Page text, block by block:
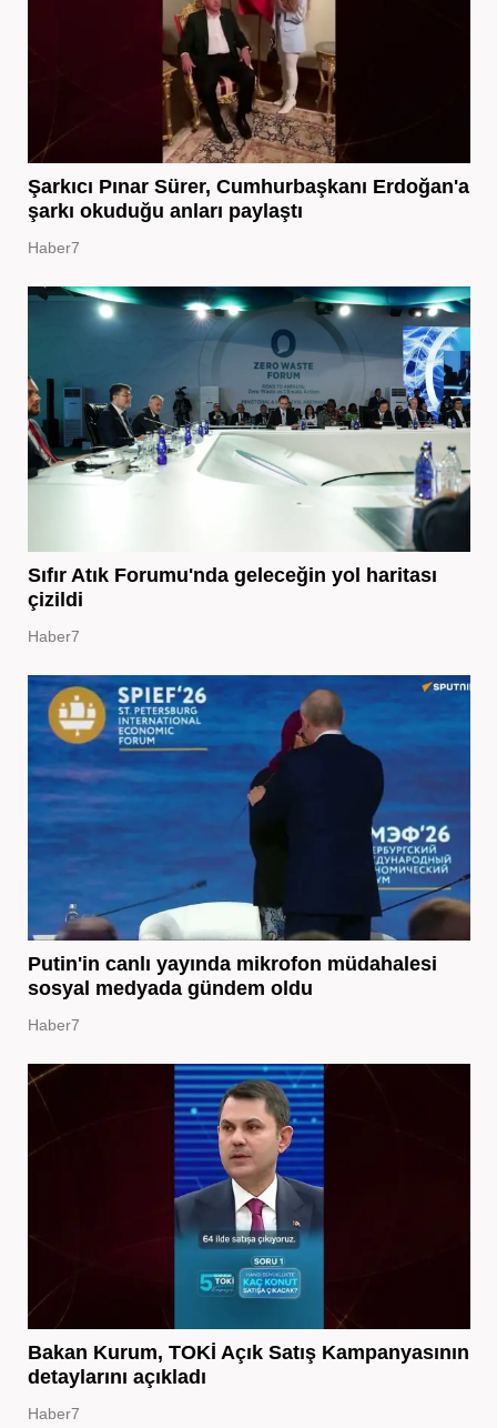
Şarkıcı Pınar Sürer, Cumhurbaşkanı Erdoğan'a
şarkı okuduğu anları paylaştı
Haber7
Sıfır Atık Forumu'nda geleceğin yol haritası
çizildi
Haber7
Putin'in canlı yayında mikrofon müdahalesi
sosyal medyada gündem oldu
Haber7
Bakan Kurum, TOKİ Açık Satış Kampanyasının
detaylarını açıkladı
Haber7